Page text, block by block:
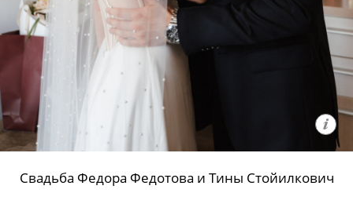
Свадьба Федора Федотова и Тины Стойилкович